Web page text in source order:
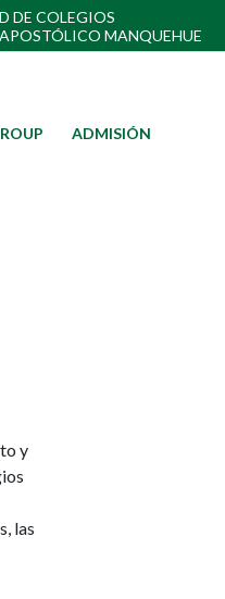
DE COLEGIOS
MANQUEHUE
ADMISIÓN
y
las